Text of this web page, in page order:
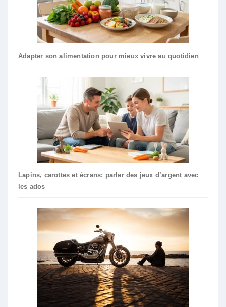
Adapter son alimentation pour mieux vivre au quotidien
Lapins, carottes et écrans: parler des jeux d’argent avec
les ados